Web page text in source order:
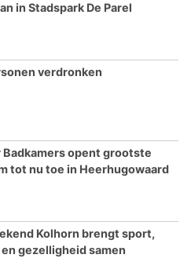
in Stadspark De Parel
verdronken
Badkamers opent grootste
tot nu toe in Heerhugowaard
Kolhorn brengt sport,
gezelligheid samen